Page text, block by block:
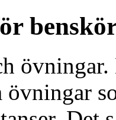
övningar